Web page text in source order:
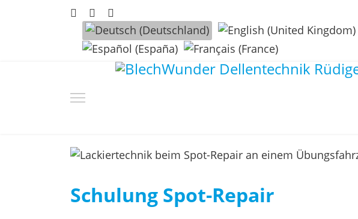
Sprache auswählen
Schulung Spot-Repair